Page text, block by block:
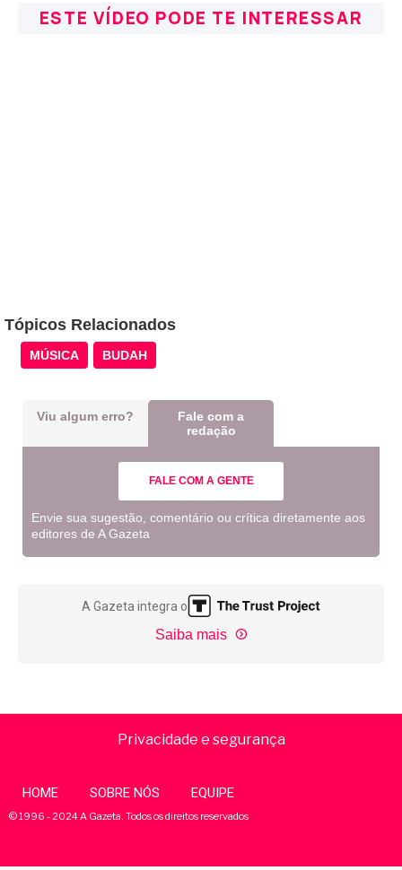
ESTE VÍDEO PODE TE INTERESSAR
Tópicos Relacionados
MÚSICA BUDAH
Viu algum erro?
Fale com a
redação
FALE COM A GENTE
Envie sua sugestão, comentário ou crítica diretamente aos
editores de A Gazeta
A Gazeta integra o
Saiba mais
Privacidade e segurança
HOME SOBRE NÓS EQUIPE
© 1996 - 2024 A Gazeta. Todos os direitos reservados